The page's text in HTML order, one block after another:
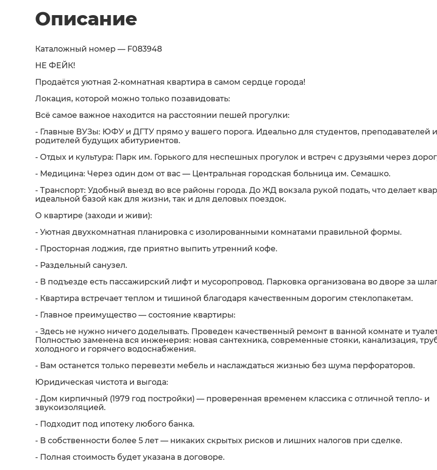
Описание
Каталожный номер — F083948
НЕ ФЕЙК!
Продаётся уютная 2-комнатная квартира в самом сердце города!
Локация, которой можно только позавидовать:
Всё самое важное находится на расстоянии пешей прогулки:
- Главные ВУЗы: ЮФУ и ДГТУ прямо у вашего порога. Идеально для студентов, преподавателей
родителей будущих абитуриентов.
- Отдых и культура: Парк им. Горького для неспешных прогулок и встреч с друзьями через
- Медицина: Через один дом от вас — Центральная городская больница им. Семашко.
- Транспорт: Удобный выезд во все районы города. До ЖД вокзала рукой подать, что делает
идеальной базой как для жизни, так и для деловых поездок.
О квартире (заходи и живи):
- Уютная двухкомнатная планировка с изолированными комнатами правильной формы.
- Просторная лоджия, где приятно выпить утренний кофе.
- Раздельный санузел.
- В подъезде есть пассажирский лифт и мусоропровод. Парковка организована во дворе за
- Квартира встречает теплом и тишиной благодаря качественным дорогим стеклопакетам.
- Главное преимущество — состояние квартиры:
- Здесь не нужно ничего доделывать. Проведен качественный ремонт в ванной комнате и
Полностью заменена вся инженерия: новая сантехника, современные стояки, канализация,
холодного и горячего водоснабжения.
- Вам останется только перевезти мебель и наслаждаться жизнью без шума перфораторов.
Юридическая чистота и выгода:
- Дом кирпичный (1979 год постройки) — проверенная временем классика с отличной тепло- и
звукоизоляцией.
- Подходит под ипотеку любого банка.
- В собственности более 5 лет — никаких скрытых рисков и лишних налогов при сделке.
- Полная стоимость будет указана в договоре.